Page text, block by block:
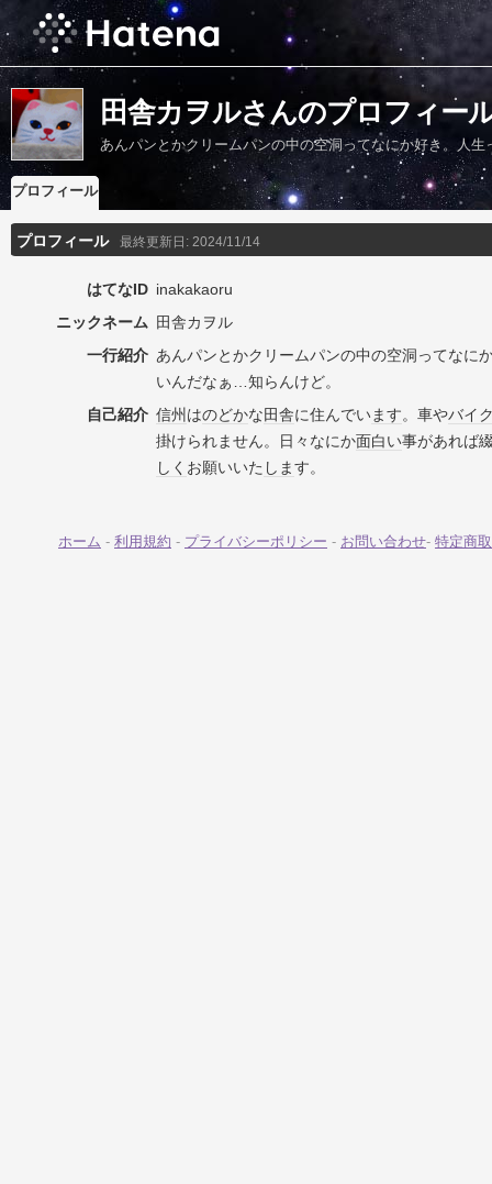
田舎カヲルさんのプロフィー
あんパンとかクリームパンの中の空洞ってなにか好き。人
プロフィール
プロフィール 最終更新日: 2024/11/14
はてなID inakakaoru
ニックネーム 田舎カヲル
一行紹介 あんパンとかクリームパンの中の空洞ってなに
いんだなぁ…知らんけど。
自己紹介 信州 はのどかな田舎に住んでいます。車やバイ
掛けられません。日々なにか面白い事があれば
しく お願いいた します。
ホーム - 利用規約 - プライバシーポリシー - お問い合わせ- 特定商